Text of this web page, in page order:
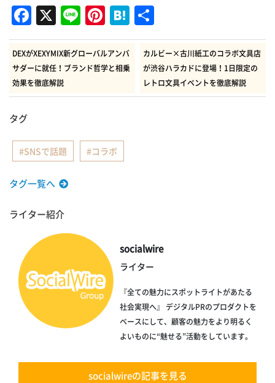
Facebook
X LinePinterest
Hatena
有
DEXがXEXYMIX新グローバルアンバ
サダーに就任！ブランド哲学と相乗
効果を徹底解説
カルビー×古川紙工のコラボ文具店
が渋谷ハラカドに登場！1日限定の
レトロ文具イベントを徹底解説
タグ
SNSで話題 コラボ
タグ一覧へ
ライター紹介
socialwire
ライター
『全ての魅力にスポットライトがあたる
社会実現へ』 デジタルPRのプロダクトを
ベースにして、顧客の魅力をより明るく
よいものに“魅せる”活動をしています。
socialwireの記事を見る